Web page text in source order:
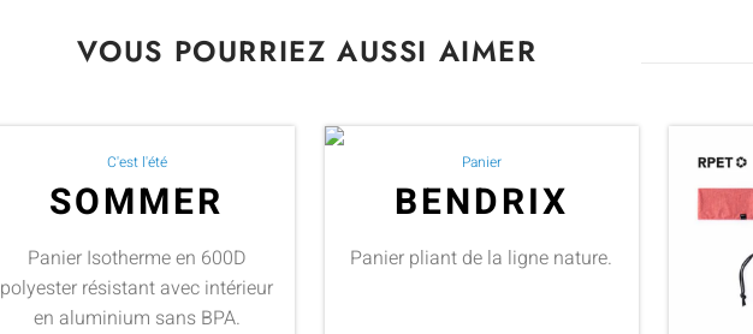
VOUS POURRIEZ AUSSI AIMER
C'est l'été
SOMMER
Panier Isotherme en 600D
polyester résistant avec intérieur
en aluminium sans BPA.
Panier
BENDRIX
Panier pliant de la ligne nature.